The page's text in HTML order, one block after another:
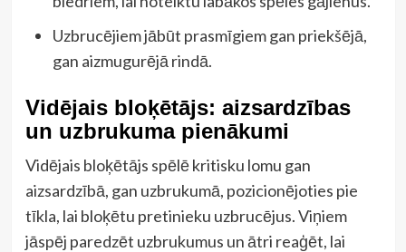
Uzbrucējiem jābūt prasmīgiem gan priekšējā,
gan aizmugurējā rindā.
Vidējais bloķētājs: aizsardzības
un uzbrukuma pienākumi
Vidējais bloķētājs spēlē kritisku lomu gan
aizsardzībā, gan uzbrukumā, pozicionējoties pie
tīkla, lai bloķētu pretinieku uzbrucējus. Viņiem
jāspēj paredzēt uzbrukumus un ātri reaģēt, lai